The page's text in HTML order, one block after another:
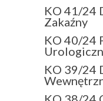
KO 41/24
Zakaźny
KO 40/24
KO 39/24